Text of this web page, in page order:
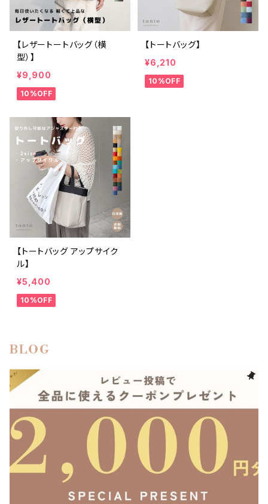
【レザートートバッグ（横
型）】
¥9,900
10%OFF
【トートバッグ】
¥6,210
10%OFF
【トートバッグ アップサイク
ル】
¥5,400
10%OFF
BLOG